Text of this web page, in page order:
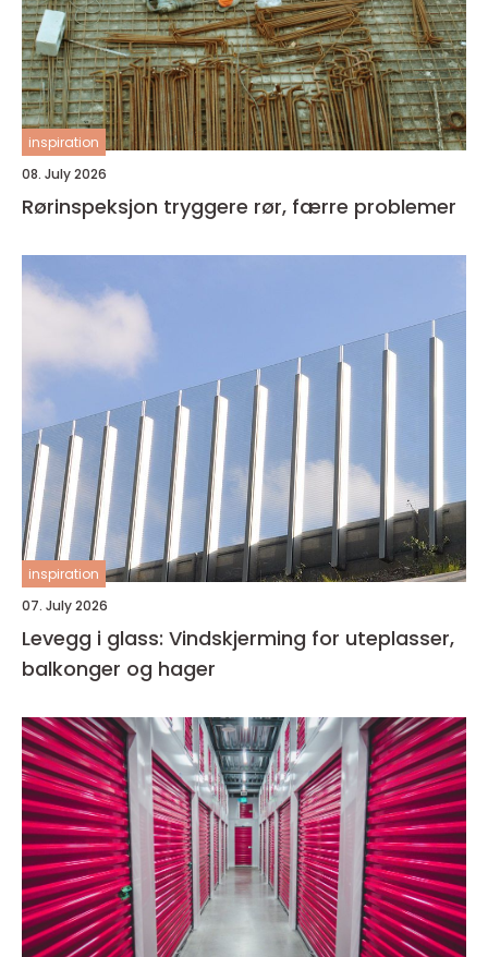
inspiration
08. July 2026
Rørinspeksjon tryggere rør, færre problemer
inspiration
07. July 2026
Levegg i glass: Vindskjerming for uteplasser,
balkonger og hager